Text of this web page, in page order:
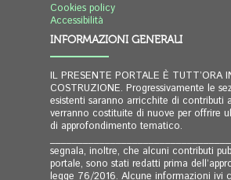
Cookies policy
Accessibilità
INFORMAZIONI GENERALI
IL PRESENTE PORTALE È TUTT’ORA
COSTRUZIONE. Progressivamente le
esistenti saranno arricchite di contributi
verranno costituite di nuove per offrire
di approfondimento tematico.
segnala, inoltre, che alcuni contributi
portale, sono stati redatti prima
legge 76/2016. Alcune informazioni ivi